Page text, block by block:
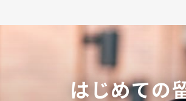
はじめての